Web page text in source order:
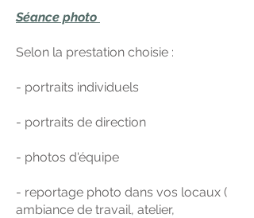
Séance photo
Selon la prestation choisie :
- portraits individuels
- portraits de direction
- photos d'équipe
- reportage photo dans vos locaux (
ambiance de travail, atelier,